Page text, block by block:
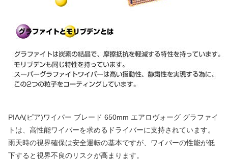
PIAA(ピア)ワイパー ブレード 650mm エアロヴォーグ グラファイ
トは、高性能ワイパーを求めるドライバーに支持されています。
雨天時の視界確保は安全運転の基本ですが、ワイパーの性能が低
下すると視界不良のリスクが高まります。